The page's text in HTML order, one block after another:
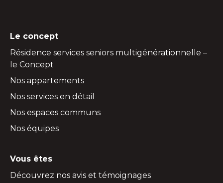
Le concept
Résidence services seniors multigénérationnelle –
le Concept
Nos appartements
Nos services en détail
Nos espaces communs
Nos équipes
Vous êtes
Découvrez nos avis et témoignages